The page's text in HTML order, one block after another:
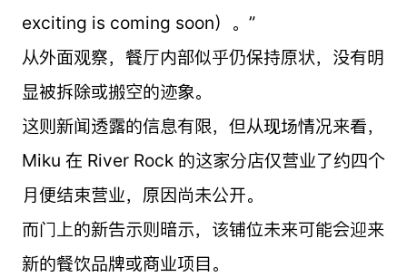
exciting is coming soon）。”
从外面观察，餐厅内部似乎仍保持原状，没有明
显被拆除或搬空的迹象。
这则新闻透露的信息有限，但从现场情况来看，
Miku 在 River Rock 的这家分店仅营业了约四个
月便结束营业，原因尚未公开。
而门上的新告示则暗示，该铺位未来可能会迎来
新的餐饮品牌或商业项目。